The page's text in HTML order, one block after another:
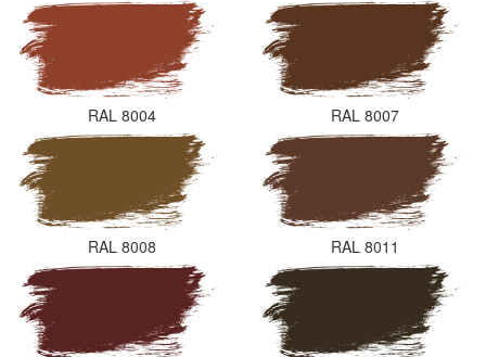
RAL 8004 RAL 8007
RAL 8008 RAL 8011